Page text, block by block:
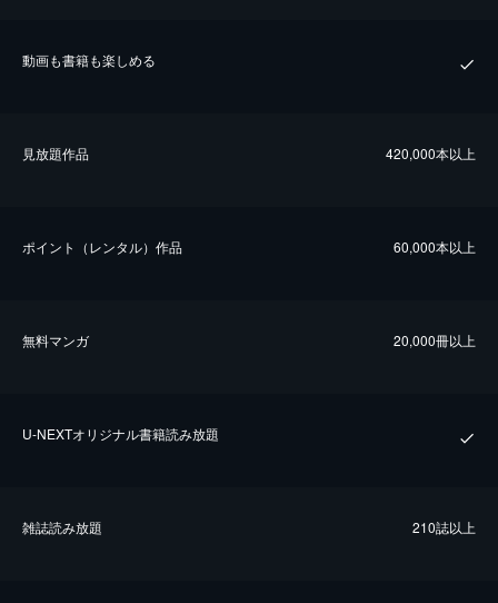
動画も書籍も楽しめる
⾒放題作品 420,000本以上
ポイント（レンタル）作品 60,000本以上
無料マンガ 20,000冊以上
U-NEXTオリジナル書籍読み放題
雑誌読み放題 210誌以上